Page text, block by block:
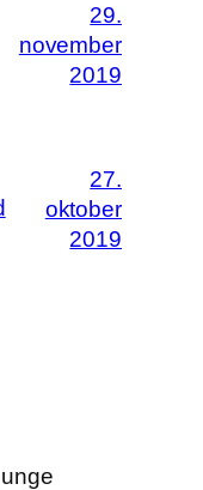
29.
november
2019
27.
oktober
2019